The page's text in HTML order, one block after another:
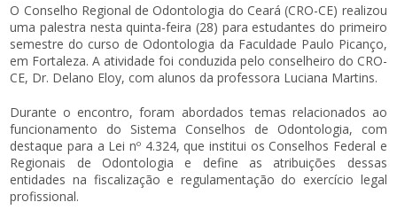
O Conselho Regional de Odontologia do Ceará (CRO-CE) realizou
uma palestra nesta quinta-feira (28) para estudantes do primeiro
semestre do curso de Odontologia da Faculdade Paulo Picanço,
em Fortaleza. A atividade foi conduzida pelo conselheiro do CRO-
CE, Dr. Delano Eloy, com alunos da professora Luciana Martins.
Durante o encontro, foram abordados temas relacionados ao
funcionamento do Sistema Conselhos de Odontologia, com
destaque para a Lei nº 4.324, que institui os Conselhos Federal e
Regionais de Odontologia e define as atribuições dessas
entidades na fiscalização e regulamentação do exercício legal
profissional.